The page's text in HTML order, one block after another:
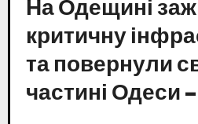
На Одещині
критичну
та повернули
частині Одеси